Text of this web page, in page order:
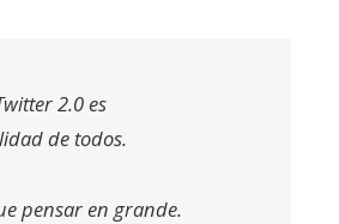
2.0 es
de todos.
pensar en grande.